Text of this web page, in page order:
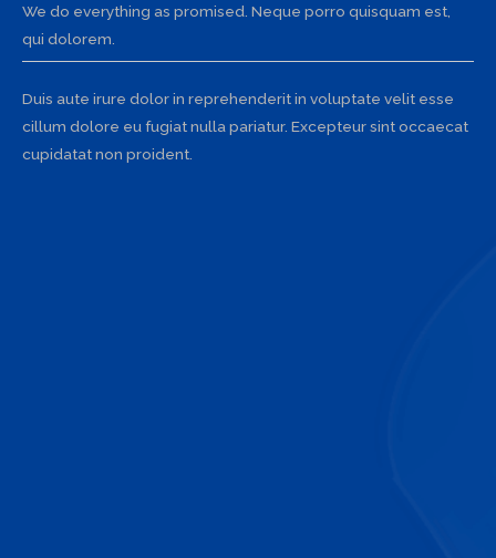
We do everything as promised. Neque porro quisquam est,
qui dolorem.
Duis aute irure dolor in reprehenderit in voluptate velit esse
cillum dolore eu fugiat nulla pariatur. Excepteur sint occaecat
cupidatat non proident.